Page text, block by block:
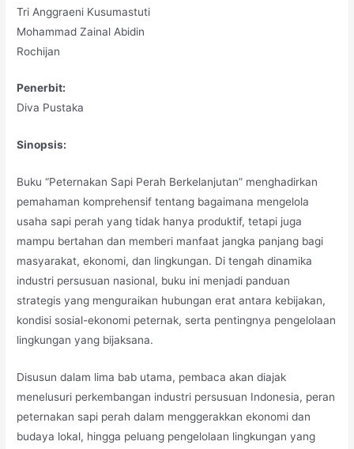
Tri Anggraeni Kusumastuti
Mohammad Zainal Abidin
Rochijan
Penerbit:
Diva Pustaka
Sinopsis:
Buku “Peternakan Sapi Perah Berkelanjutan” menghadirkan
pemahaman komprehensif tentang bagaimana mengelola
usaha sapi perah yang tidak hanya produktif, tetapi juga
mampu bertahan dan memberi manfaat jangka panjang bagi
masyarakat, ekonomi, dan lingkungan. Di tengah dinamika
industri persusuan nasional, buku ini menjadi panduan
strategis yang menguraikan hubungan erat antara kebijakan,
kondisi sosial-ekonomi peternak, serta pentingnya pengelolaan
lingkungan yang bijaksana.
Disusun dalam lima bab utama, pembaca akan diajak
menelusuri perkembangan industri persusuan Indonesia, peran
peternakan sapi perah dalam menggerakkan ekonomi dan
budaya lokal, hingga peluang pengelolaan lingkungan yang